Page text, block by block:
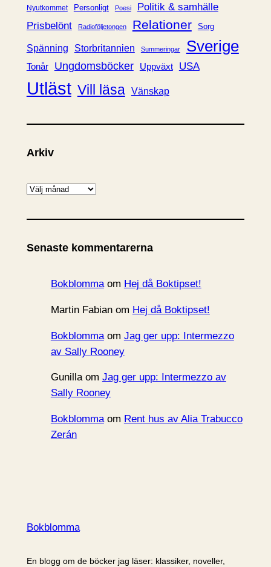
Nyutkommet Personligt Poesi
Politik & samhälle
Prisbelönt
Radioföljetongen Relationer Sorg
Spänning Storbritannien Summeringar Sverige
Tonår Ungdomsböcker Uppväxt USA
Utläst Vill läsa Vänskap
Arkiv
A
k
v
Senaste kommentarerna
Bokblommaom Hej då Boktipset!
Martin Fabianom Hej då Boktipset!
Bokblommaom Jag ger upp: Intermezzo
av Sally Rooney
Gunillaom Jag ger upp: Intermezzo av
Sally Rooney
Bokblommaom Rent hus av Alia Trabucco
Zerán
Bokblomma
En blogg om de böcker jag läser: klassiker, noveller,